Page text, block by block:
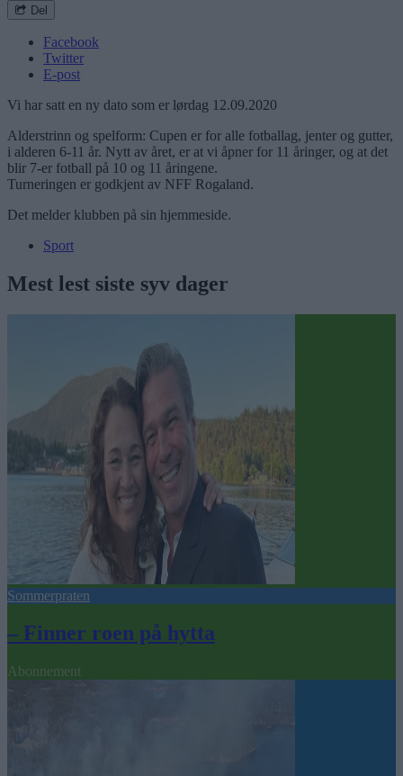
Del
Facebook
Twitter
E-post
Vi har satt en ny dato som er lørdag 12.09.2020
Alderstrinn og spelform: Cupen er for alle fotballag, jenter og gutter,
i alderen 6-11 år. Nytt av året, er at vi åpner for 11 åringer, og at det
blir 7-er fotball på 10 og 11 åringene.
Turneringen er godkjent av NFF Rogaland.
Det melder klubben på sin hjemmeside.
Sport
Mest lest siste syv dager
Sommerpraten
– Finner roen på hytta
Abonnement